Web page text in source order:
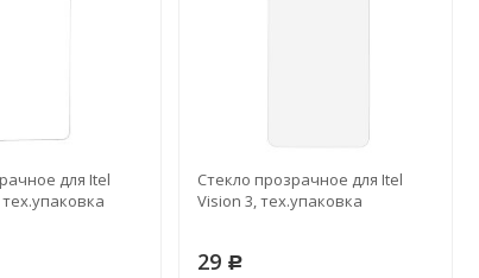
для Itel
Стекло прозрачное для Itel
Vision 3, тех.упаковка
29 Р